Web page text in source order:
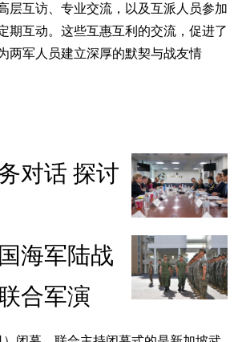
层互访、专业交流，以及互派人员参加
期互动。这些互惠互利的交流，促进了
两军人员建立深厚的默契与战友情
对话 探讨
海军陆战
合军演